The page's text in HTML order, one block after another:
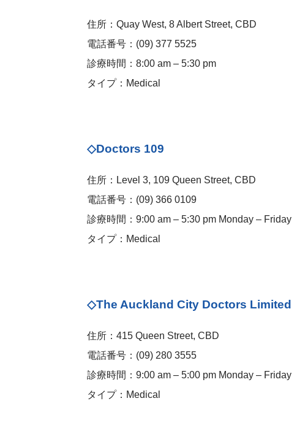
住所：Quay West, 8 Albert Street, CBD
電話番号：(09) 377 5525
診療時間：8:00 am – 5:30 pm
タイプ：Medical
◇Doctors 109
住所：Level 3, 109 Queen Street, CBD
電話番号：(09) 366 0109
診療時間：9:00 am – 5:30 pm Monday – Friday
タイプ：Medical
◇The Auckland City Doctors Limited
住所：415 Queen Street, CBD
電話番号：(09) 280 3555
診療時間：9:00 am – 5:00 pm Monday – Friday
タイプ：Medical